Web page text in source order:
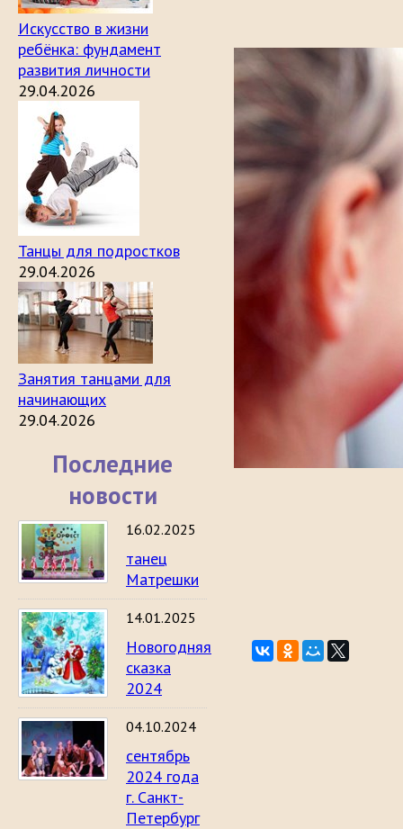
Искусство в жизни
ребёнка: фундамент
развития личности
29.04.2026
Танцы для подростков
29.04.2026
Занятия танцами для
начинающих
29.04.2026
Последние
новости
16.02.2025
танец
Матрешки
14.01.2025
Новогодняя
сказка
2024
04.10.2024
сентябрь
2024 года
г. Санкт-
Петербург